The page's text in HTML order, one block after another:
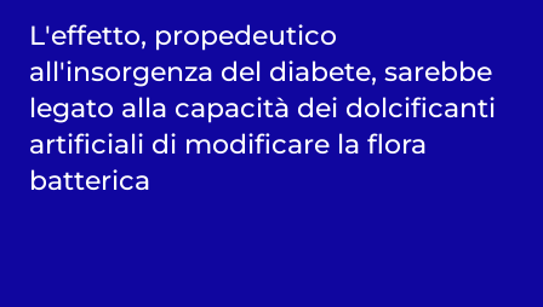
L'effetto, propedeutico
all'insorgenza del diabete, sarebbe
legato alla capacità dei dolcificanti
artificiali di modificare la flora
batterica